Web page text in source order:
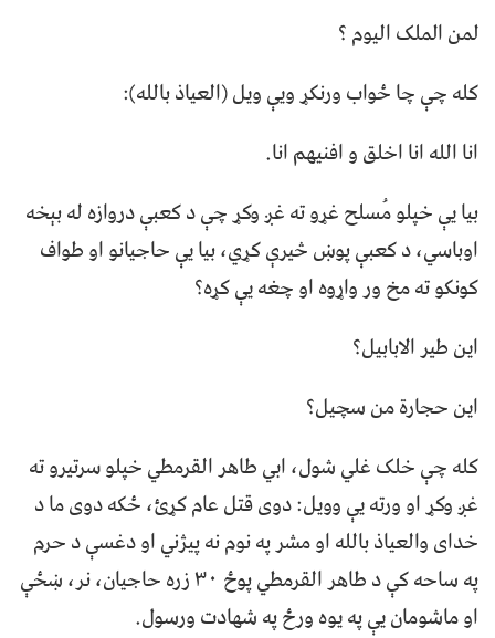
لمن الملک اليوم ؟
کله چې چا ځواب ورنکړ ويې ويل (العياذ بالله):
انا الله انا اخلق و افنيهم انا.
بيا يې خپلو مُسلح غړو ته غږ وکړ چې د کعبې دروازه له بېخه
اوباسي، د کعبې پوښ څيرې کړي، بيا يې حاجيانو او طواف
کونکو ته مخ ور واړوه او چغه یې کړه؟
اين طير الابابيل؟
اين حجارة من سچيل؟
کله چې خلک غلي شول، ابي طاهر القرمطي خپلو سرتيرو ته
غږ وکړ او ورته يې وويل: دوی قتل عام کړئ، ځکه دوی ما د
خدای والعياذ بالله او مشر په نوم نه پيژني او دغسې د حرم
په ساحه کې د طاهر القرمطي پوځ ۳۰ زره حاجيان، نر، ښځې
او ماشومان یې په يوه ورځ په شهادت ورسول.